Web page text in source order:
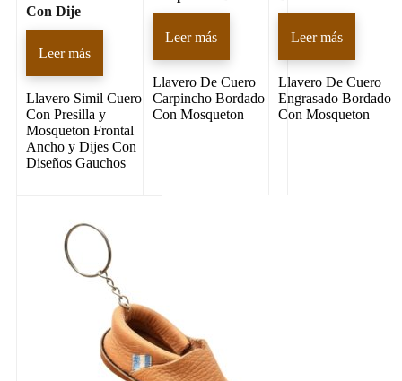
Con Dije
Leer más
Llavero Simil Cuero
Con Presilla y
Mosqueton Frontal
Ancho y Dijes Con
Diseños Gauchos
Leer más
Llavero De Cuero
Carpincho Bordado
Con Mosqueton
Leer más
Llavero De Cuero
Engrasado Bordado
Con Mosqueton